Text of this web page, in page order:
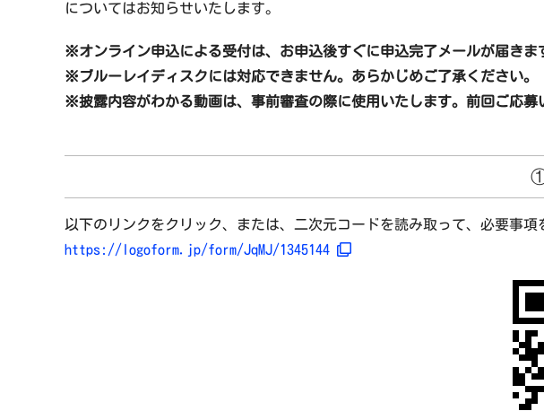
についてはお知らせいたします。
※オンライン申込による受付は、お申込後すぐに申込完了メールが届き
※ブルーレイディスクには対応できません。あらかじめご了承ください。
※披露内容がわかる動画は、事前審査の際に使用いたします。前回ご応
以下のリンクをクリック、または、二次元コードを読み取って、必要事
https://logoform.jp/form/JqMJ/1345144